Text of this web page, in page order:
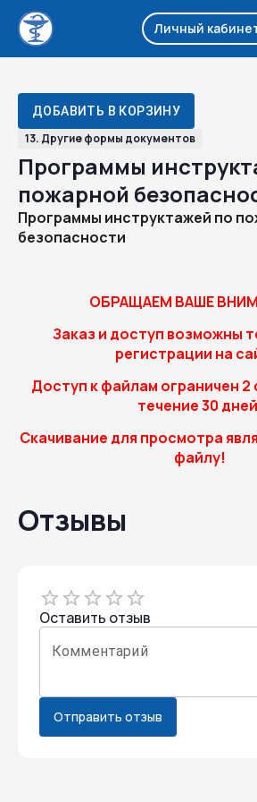
Личный
13. Другие формы документов
Программы
пожарной
Программы инструктажей по
безопасности
ОБРАЩАЕМ ВАШЕ
Заказ и доступ возможны
регистрации на
Доступ к файлам ограничен 2
течение 30
Скачивание для просмотра
файлу!
ДОБАВИТЬ В КОРЗИНУ
Отзывы
Оставить отзыв
1 Star
2 Stars
3 Stars
4 Stars
5 Stars
Комментарий
Отправить отзыв